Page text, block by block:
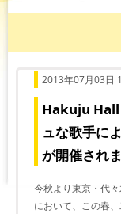
2013年07月03日
Hakuju Hall
ュな歌手に
が開催され
今秋より東京・代
において、この春